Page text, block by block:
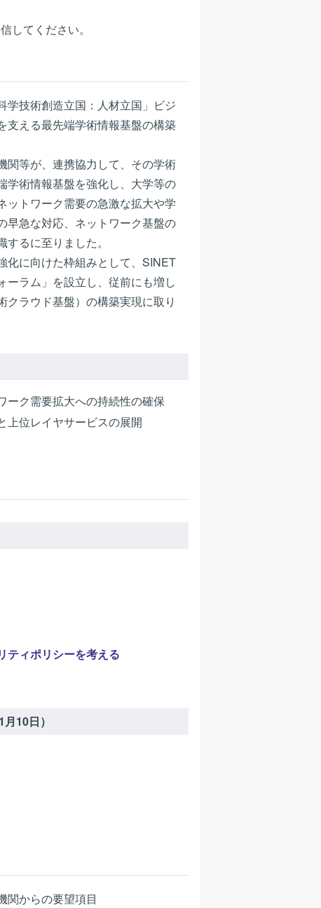
してください。
学技術創造立国：人材立国」ビジ
支える最先端学術情報基盤の構築
関等が、連携協力して、その学術
学術情報基盤を強化し、大学等の
ットワーク需要の急激な拡大や学
早急な対応、ネットワーク基盤の
るに至りました。
化に向けた枠組みとして、SINET
ーラム」を設立し、従前にも増し
ラウド基盤）の構築実現に取り
ーク需要拡大への持続性の確保
上位レイヤサービスの展開
ティポリシーを考える
10日）
関からの要望項目